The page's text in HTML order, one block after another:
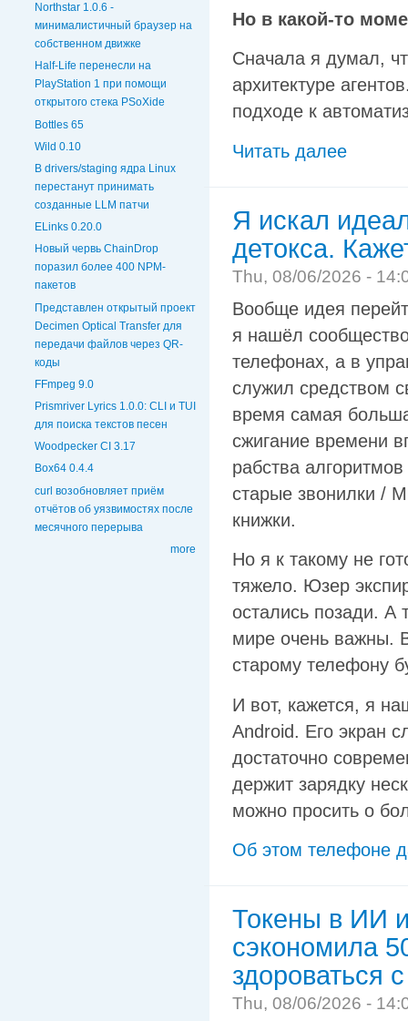
Northstar 1.0.6 -
минималистичный браузер на
собственном движке
Half-Life перенесли на
PlayStation 1 при помощи
открытого стека PSoXide
Bottles 65
Wild 0.10
В drivers/staging ядра Linux
перестанут принимать
созданные LLM патчи
ELinks 0.20.0
Новый червь ChainDrop
поразил более 400 NPM-
пакетов
Представлен открытый проект
Decimen Optical Transfer для
передачи файлов через QR-
коды
FFmpeg 9.0
Prismriver Lyrics 1.0.0: CLI и TUI
для поиска текстов песен
Woodpecker CI 3.17
Box64 0.4.4
curl возобновляет приём
отчётов об уязвимостях после
месячного перерыва
more
Но в какой-то
Сначала я думал,
архитектуре
подходе к
Читать далее
Я искал
детокса.
Thu, 08/06/2026 -
Вообще идея
я нашёл
телефонах, а в
служил средством
время самая
сжигание времени
рабства
старые звонилки /
книжки.
Но я к такому не
тяжело. Юзер
остались позади. А
мире очень важны.
старому телефону
И вот, кажется, я
Android. Его экран
достаточно
держит зарядку
можно просить о
Об этом телефоне
Токены в ИИ
сэкономила
здороваться
Thu, 08/06/2026 -